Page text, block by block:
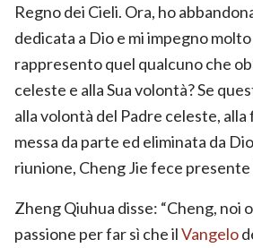
Regno dei Cieli. Ora, ho
dedicata a Dio e mi impegno
rappresento quel qualcuno che
celeste e alla Sua volontà? Se
alla volontà del Padre celeste,
messa da parte ed eliminata da
riunione, Cheng Jie fece
Zheng Qiuhua disse: “Cheng, noi
passione per far sì che ilVangelo